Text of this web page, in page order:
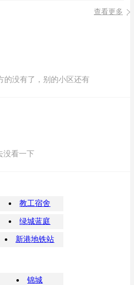
查看更多
的没有了，别的小区还有
没看一下
教工宿舍
绿城蓝庭
新港地铁站
锦城